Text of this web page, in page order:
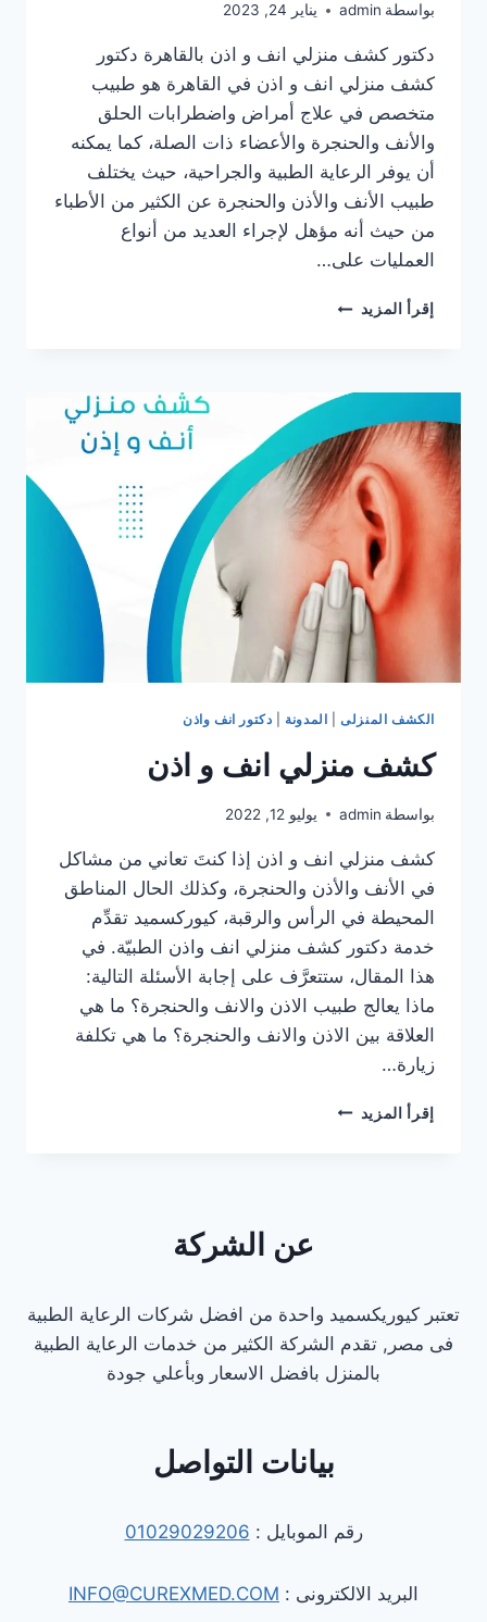
بواسطة admin يناير 24, 2023
دكتور كشف منزلي انف و اذن بالقاهرة دكتور
كشف منزلي انف و اذن في القاهرة هو طبيب
متخصص في علاج أمراض واضطرابات الحلق
والأنف والحنجرة والأعضاء ذات الصلة، كما يمكنه
أن يوفر الرعاية الطبية والجراحية، حيث يختلف
طبيب الأنف والأذن والحنجرة عن الكثير من الأطباء
من حيث أنه مؤهل لإجراء العديد من أنواع
العمليات على…
إقرأ المزيد دكتور
و
في
القاهرة
الكشف المنزلى| المدونة دكتور انف واذن
كشف منزلي انف و اذن
بواسطة admin يوليو 12, 2022
كشف منزلي انف و اذن إذا كنتَ تعاني من مشاكل
في الأنف والأذن والحنجرة، وكذلك الحال المناطق
المحيطة في الرأس والرقبة، كيوركسميد تقدِّم
خدمة دكتور كشف منزلي انف واذن الطبيّة. في
هذا المقال، ستتعرَّف على إجابة الأسئلة التالية:
ماذا يعالج طبيب الاذن والانف والحنجرة؟ ما هي
العلاقة بين الاذن والانف والحنجرة؟ ما هي تكلفة
زيارة…
إقرأ المزيد كشف
عن الشركة
تعتبر كيوريكسميد واحدة من افضل شركات الرعاية الطبية
فى مصر, تقدم الشركة الكثير من خدمات الرعاية الطبية
بالمنزل بافضل الاسعار وبأعلي جودة
بيانات التواصل
رقم الموبايل : 01029029206
البريد الالكترونى : INFO@CUREXMED.COM